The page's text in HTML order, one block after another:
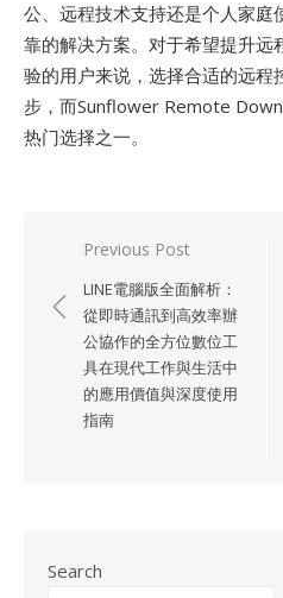
公、远程技术支持还是个人家庭
靠的解决方案。对于希望提升远
验的用户来说，选择合适的远程
步，而Sunflower Remote
热门选择之一。
navigation
Previous Post
LINE電腦版全面解析：
從即時通訊到高效率辦
公協作的全方位數位工
具在現代工作與生活中
的應用價值與深度使用
指南
Search